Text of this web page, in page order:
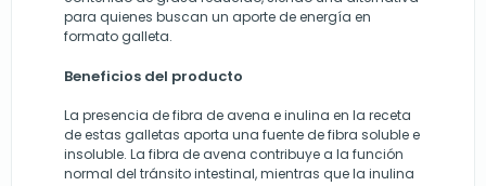
para quienes buscan un aporte de energía en
formato galleta.
Beneficios del producto
La presencia de fibra de avena e inulina en la receta
de estas galletas aporta una fuente de fibra soluble e
insoluble. La fibra de avena contribuye a la función
normal del tránsito intestinal, mientras que la inulina